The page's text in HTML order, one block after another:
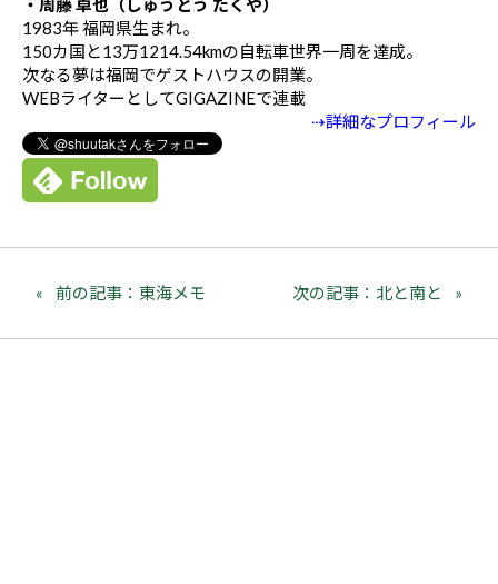
1983年 福岡県生まれ。
150カ国と13万1214.54kmの自転車世界一周を達成。
次なる夢は福岡でゲストハウスの開業。
WEBライターとしてGIGAZINEで連載
⇢詳細なプロフィール
前の記事：東海メモ 次の記事：北と南と